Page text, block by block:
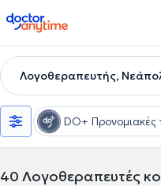
doctoranytime
Λογοθεραπευτής,
DO+ Προνομιακές
40 Λογοθεραπευτές